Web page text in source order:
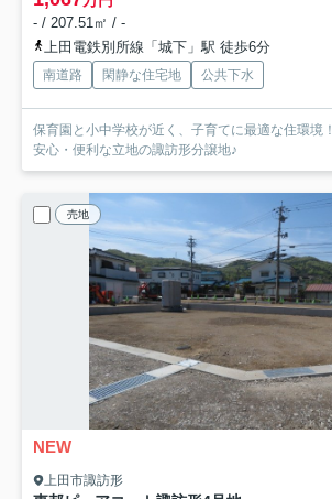
- / 207.51㎡ / -
上田電鉄別所線「城下」駅 徒歩6分
南道路 閑静な住宅地 公共下水
保育園と小中学校が近く、子育てに最適な住環境！
安心・便利な立地の諏訪形分譲地♪
売地
NEW
上田市諏訪形